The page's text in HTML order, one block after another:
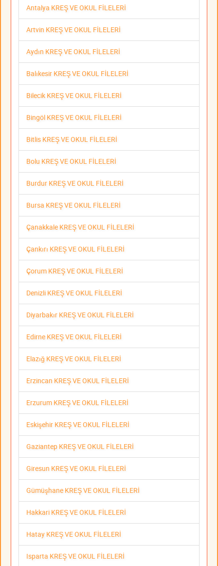
Antalya KREŞ VE OKUL FİLELERİ
Artvin KREŞ VE OKUL FİLELERİ
Aydın KREŞ VE OKUL FİLELERİ
Balıkesir KREŞ VE OKUL FİLELERİ
Bilecik KREŞ VE OKUL FİLELERİ
Bingöl KREŞ VE OKUL FİLELERİ
Bitlis KREŞ VE OKUL FİLELERİ
Bolu KREŞ VE OKUL FİLELERİ
Burdur KREŞ VE OKUL FİLELERİ
Bursa KREŞ VE OKUL FİLELERİ
Çanakkale KREŞ VE OKUL FİLELERİ
Çankırı KREŞ VE OKUL FİLELERİ
Çorum KREŞ VE OKUL FİLELERİ
Denizli KREŞ VE OKUL FİLELERİ
Diyarbakır KREŞ VE OKUL FİLELERİ
Edirne KREŞ VE OKUL FİLELERİ
Elazığ KREŞ VE OKUL FİLELERİ
Erzincan KREŞ VE OKUL FİLELERİ
Erzurum KREŞ VE OKUL FİLELERİ
Eskişehir KREŞ VE OKUL FİLELERİ
Gaziantep KREŞ VE OKUL FİLELERİ
Giresun KREŞ VE OKUL FİLELERİ
Gümüşhane KREŞ VE OKUL FİLELERİ
Hakkari KREŞ VE OKUL FİLELERİ
Hatay KREŞ VE OKUL FİLELERİ
Isparta KREŞ VE OKUL FİLELERİ